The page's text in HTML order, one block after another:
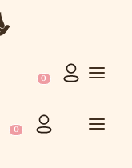
Produkty w
Produkty w koszyku: